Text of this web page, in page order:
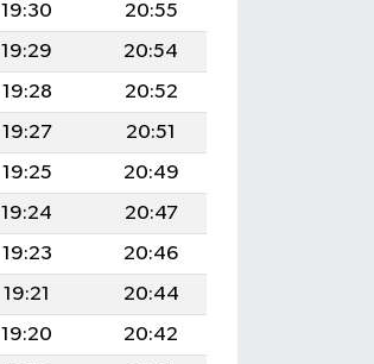
19:30
20:55
19:29
20:54
19:28
20:52
19:27
20:51
19:25
20:49
19:24
20:47
19:23
20:46
19:21
20:44
19:20
20:42